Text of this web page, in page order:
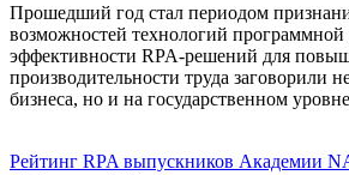
Прошедший год стал периодом
возможностей технологий
эффективности RPA-решений для
производительности труда заговорили
бизнеса, но и на государственном
Рейтинг RPA выпускников Академии